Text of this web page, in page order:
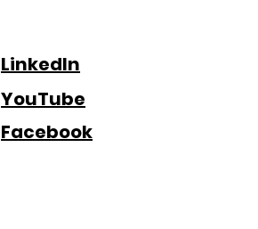
LinkedIn
YouTube
Facebook